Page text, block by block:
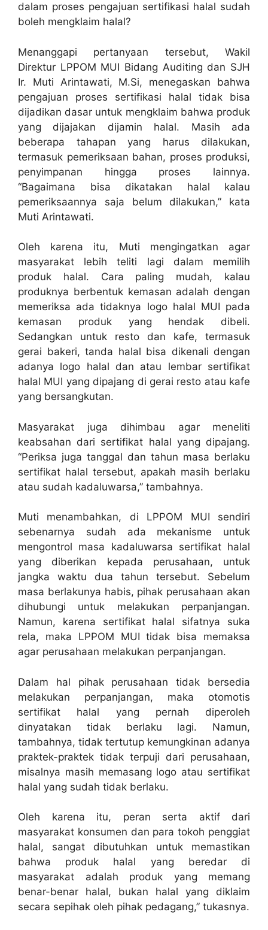
dalam proses pengajuan sertifikasi halal sudah
boleh mengklaim halal?
Menanggapi pertanyaan tersebut, Wakil
Direktur LPPOM MUI Bidang Auditing dan SJH
Ir. Muti Arintawati, M.Si, menegaskan bahwa
pengajuan proses sertifikasi halal tidak bisa
dijadikan dasar untuk mengklaim bahwa produk
yang dijajakan dijamin halal. Masih ada
beberapa tahapan yang harus dilakukan,
termasuk pemeriksaan bahan, proses produksi,
penyimpanan hingga proses lainnya.
“Bagaimana bisa dikatakan halal kalau
pemeriksaannya saja belum dilakukan,” kata
Muti Arintawati.
Oleh karena itu, Muti mengingatkan agar
masyarakat lebih teliti lagi dalam memilih
produk halal. Cara paling mudah, kalau
produknya berbentuk kemasan adalah dengan
memeriksa ada tidaknya logo halal MUI pada
kemasan produk yang hendak dibeli.
Sedangkan untuk resto dan kafe, termasuk
gerai bakeri, tanda halal bisa dikenali dengan
adanya logo halal dan atau lembar sertifikat
halal MUI yang dipajang di gerai resto atau kafe
yang bersangkutan.
Masyarakat juga dihimbau agar meneliti
keabsahan dari sertifikat halal yang dipajang.
“Periksa juga tanggal dan tahun masa berlaku
sertifikat halal tersebut, apakah masih berlaku
atau sudah kadaluwarsa,” tambahnya.
Muti menambahkan, di LPPOM MUI sendiri
sebenarnya sudah ada mekanisme untuk
mengontrol masa kadaluwarsa sertifikat halal
yang diberikan kepada perusahaan, untuk
jangka waktu dua tahun tersebut. Sebelum
masa berlakunya habis, pihak perusahaan akan
dihubungi untuk melakukan perpanjangan.
Namun, karena sertifikat halal sifatnya suka
rela, maka LPPOM MUI tidak bisa memaksa
agar perusahaan melakukan perpanjangan.
Dalam hal pihak perusahaan tidak bersedia
melakukan perpanjangan, maka otomotis
sertifikat halal yang pernah diperoleh
dinyatakan tidak berlaku lagi. Namun,
tambahnya, tidak tertutup kemungkinan adanya
praktek-praktek tidak terpuji dari perusahaan,
misalnya masih memasang logo atau sertifikat
halal yang sudah tidak berlaku.
Oleh karena itu, peran serta aktif dari
masyarakat konsumen dan para tokoh penggiat
halal, sangat dibutuhkan untuk memastikan
bahwa produk halal yang beredar di
masyarakat adalah produk yang memang
benar-benar halal, bukan halal yang diklaim
secara sepihak oleh pihak pedagang,” tukasnya.